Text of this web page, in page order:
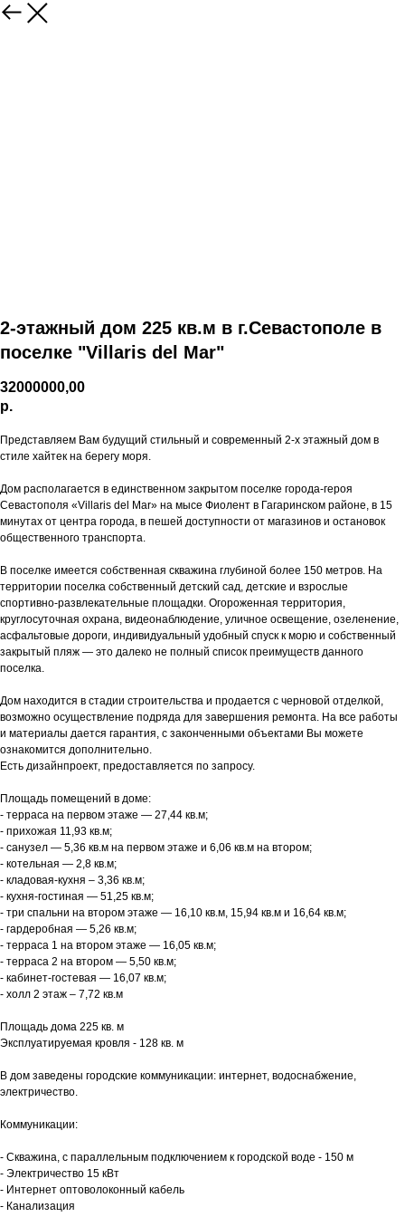
2-этажный дом 225 кв.м в г.Севастополе в
поселке "Villaris del Mar"
32000000,00
р.
Представляем Вам будущий стильный и современный 2-х этажный дом в
стиле хайтек на берегу моря.
Дом располагается в единственном закрытом поселке города-героя
Севастополя «Villaris del Mar» на мысе Фиолент в Гагаринском районе, в 15
минутах от центра города, в пешей доступности от магазинов и остановок
общественного транспорта.
В поселке имеется собственная скважина глубиной более 150 метров. На
территории поселка собственный детский сад, детские и взрослые
спортивно-развлекательные площадки. Огороженная территория,
круглосуточная охрана, видеонаблюдение, уличное освещение, озеленение,
асфальтовые дороги, индивидуальный удобный спуск к морю и собственный
закрытый пляж — это далеко не полный список преимуществ данного
поселка.
Дом находится в стадии строительства и продается с черновой отделкой,
возможно осуществление подряда для завершения ремонта. На все работы
и материалы дается гарантия, с законченными объектами Вы можете
ознакомится дополнительно.
Есть дизайнпроект, предоставляется по запросу.
Площадь помещений в доме:
- терраса на первом этаже — 27,44 кв.м;
- прихожая 11,93 кв.м;
- санузел — 5,36 кв.м на первом этаже и 6,06 кв.м на втором;
- котельная — 2,8 кв.м;
- кладовая-кухня – 3,36 кв.м;
- кухня-гостиная — 51,25 кв.м;
- три спальни на втором этаже — 16,10 кв.м, 15,94 кв.м и 16,64 кв.м;
- гардеробная — 5,26 кв.м;
- терраса 1 на втором этаже — 16,05 кв.м;
- терраса 2 на втором — 5,50 кв.м;
- кабинет-гостевая — 16,07 кв.м;
- холл 2 этаж – 7,72 кв.м
Площадь дома 225 кв. м
Эксплуатируемая кровля - 128 кв. м
В дом заведены городские коммуникации: интернет, водоснабжение,
электричество.
Коммуникации:
- Скважина, с параллельным подключением к городской воде - 150 м
- Электричество 15 кВт
- Интернет оптоволоконный кабель
- Канализация